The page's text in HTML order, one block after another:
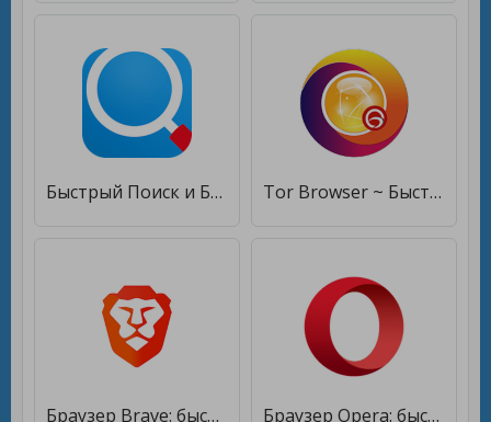
Быстрый Поиск и Браузер [Premium] Tor Browser ~ Быстрый и безопасный браузер [Premium]
Браузер Brave: быстрый и конфиденциальный браузер [Premium] Браузер Opera: быстрый и приватный [Unlocked]